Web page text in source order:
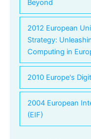
Beyond
2012 European
Strategy:
Computing in
2010 Europe's
2004 European
(EIF)